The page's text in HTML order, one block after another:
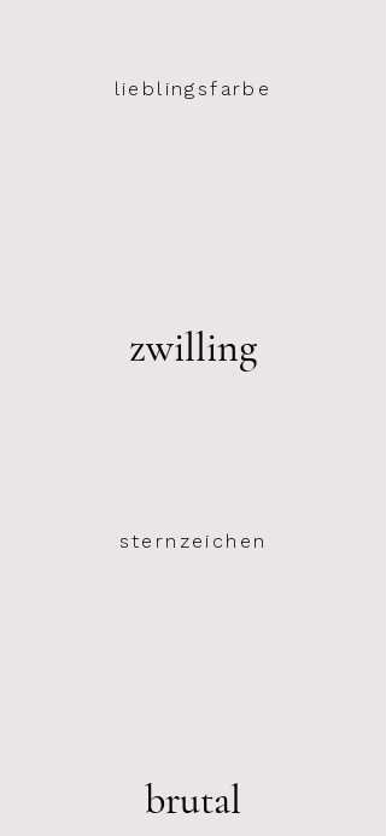
lieblingsfarbe
zwilling
sternzeichen
brutal